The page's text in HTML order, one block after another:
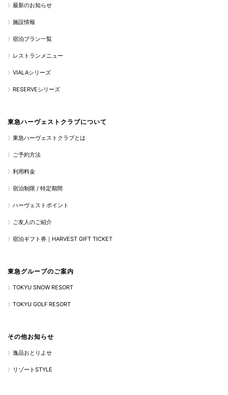
最新のお知らせ
施設情報
宿泊プラン一覧
レストランメニュー
VIALAシリーズ
RESERVEシリーズ
東急ハーヴェストクラブについて
東急ハーヴェストクラブとは
ご予約方法
利用料金
宿泊制限 / 特定期間
ハーヴェストポイント
ご友人のご紹介
宿泊ギフト券｜HARVEST GIFT TICKET
東急グループのご案内
TOKYU SNOW RESORT
TOKYU GOLF RESORT
その他お知らせ
逸品おとりよせ
リゾートSTYLE